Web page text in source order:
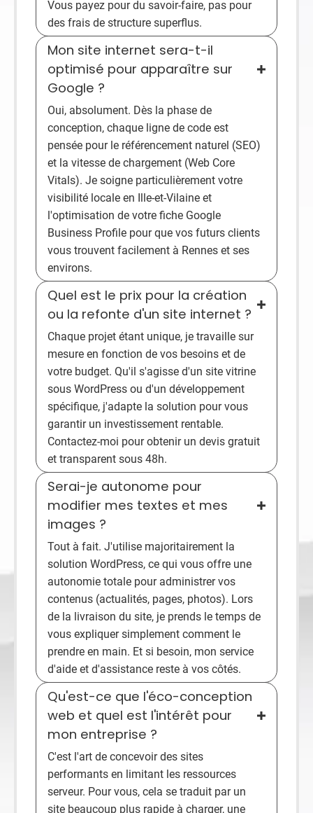
Vous payez pour du savoir-faire, pas pour
des frais de structure superflus.
Mon site internet sera-t-il
optimisé pour apparaître sur
Google ?
Oui, absolument. Dès la phase de
conception, chaque ligne de code est
pensée pour le référencement naturel (SEO)
et la vitesse de chargement (Web Core
Vitals). Je soigne particulièrement votre
visibilité locale en Ille-et-Vilaine et
l'optimisation de votre fiche Google
Business Profile pour que vos futurs clients
vous trouvent facilement à Rennes et ses
environs.
Quel est le prix pour la création
ou la refonte d'un site internet ?
Chaque projet étant unique, je travaille sur
mesure en fonction de vos besoins et de
votre budget. Qu'il s'agisse d'un site vitrine
sous WordPress ou d'un développement
spécifique, j'adapte la solution pour vous
garantir un investissement rentable.
Contactez-moi pour obtenir un devis gratuit
et transparent sous 48h.
Serai-je autonome pour
modifier mes textes et mes
images ?
Tout à fait. J'utilise majoritairement la
solution WordPress, ce qui vous offre une
autonomie totale pour administrer vos
contenus (actualités, pages, photos). Lors
de la livraison du site, je prends le temps de
vous expliquer simplement comment le
prendre en main. Et si besoin, mon service
d'aide et d'assistance reste à vos côtés.
Qu'est-ce que l'éco-conception
web et quel est l'intérêt pour
mon entreprise ?
C'est l'art de concevoir des sites
performants en limitant les ressources
serveur. Pour vous, cela se traduit par un
site beaucoup plus rapide à charger, une